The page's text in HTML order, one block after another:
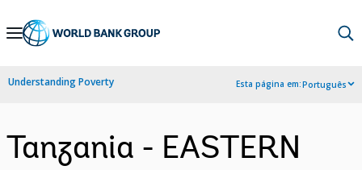
Skip
Navigation
Understanding Poverty Esta página em:Português
Tanzania - EASTERN